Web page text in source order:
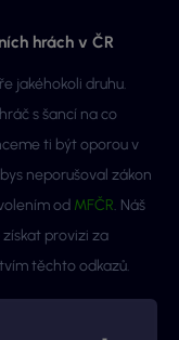
hrách v ČR
jakéhokoli druhu.
s šancí na co
ti být oporou v
neporušoval zákon
od MFČR. Náš
provizi za
těchto odkazů.